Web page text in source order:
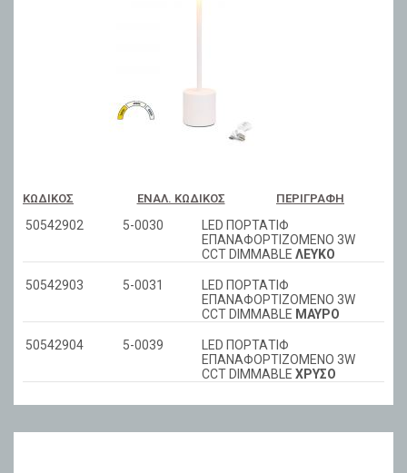
ΚΩΔΙΚΌΣ ΕΝΑΛ. ΚΩΔΙΚΌΣ ΠΕΡΙΓΡΑΦΉ
50542902 5-0030
LED ΠΟΡΤΑΤΙΦ
ΕΠΑΝΑΦΟΡΤΙΖΟΜΕΝΟ 3W
CCT DIMMABLE ΛΕΥΚΟ
50542903 5-0031
LED ΠΟΡΤΑΤΙΦ
ΕΠΑΝΑΦΟΡΤΙΖΟΜΕΝΟ 3W
CCT DIMMABLE ΜΑΥΡΟ
50542904 5-0039
LED ΠΟΡΤΑΤΙΦ
ΕΠΑΝΑΦΟΡΤΙΖΟΜΕΝΟ 3W
CCT DIMMABLE ΧΡΥΣΟ